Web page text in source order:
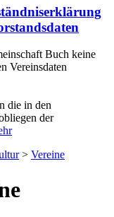
Buch keine
Vereinsdaten
die in den
der
> Vereine